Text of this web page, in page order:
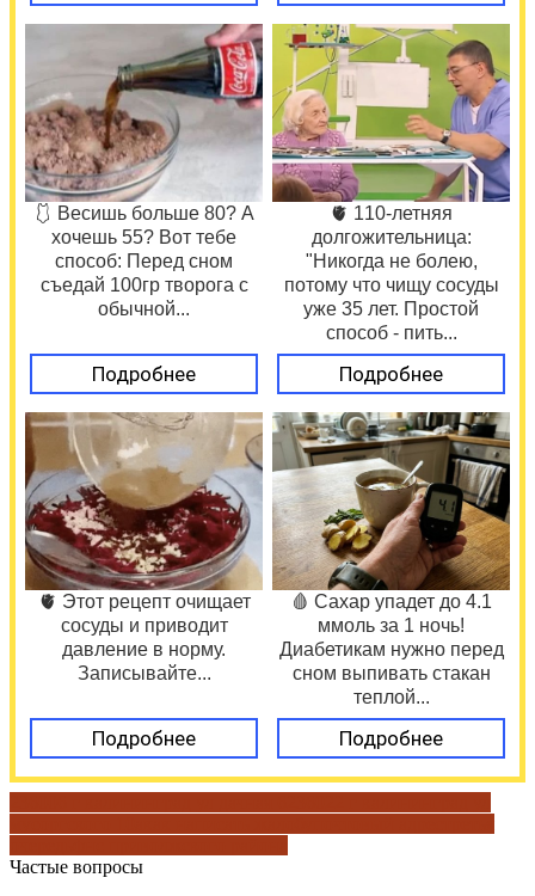
🩱 Весишь больше 80? А
хочешь 55? Вот тебе
способ: Перед сном
съедай 100гр творога с
обычной...
Подробнее
🫀 110-летняя
долгожительница:
"Никогда не болею,
потому что чищу сосуды
уже 35 лет. Простой
способ - пить...
Подробнее
🫀 Этот рецепт очищает
сосуды и приводит
давление в норму.
Записывайте...
Подробнее
🩸 Сахар упадет до 4.1
ммоль за 1 ночь!
Диабетикам нужно перед
сном выпивать стакан
теплой...
Подробнее
Частые вопросы